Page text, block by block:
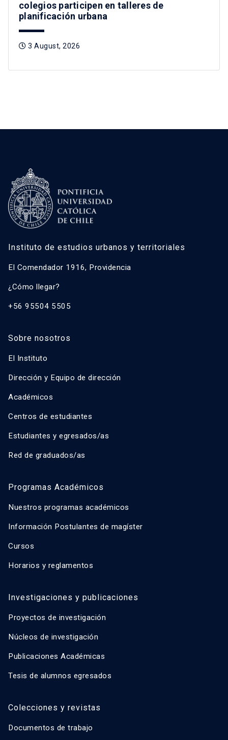
colegios participen en talleres de
planificación urbana
3 August, 2026
Instituto de estudios urbanos y territoriales
El Comendador 1916, Providencia
¿Cómo llegar?
+56 95504 5505
Sobre nosotros
El Instituto
Dirección y Equipo de dirección
Académicos
Centros de estudiantes
Estudiantes y egresados/as
Red de graduados/as
Programas Académicos
Nuestros programas académicos
Información Postulantes de magíster
Cursos
Horarios y reglamentos
Investigaciones y publicaciones
Proyectos de investigación
Núcleos de investigación
Publicaciones Académicas
Tesis de alumnos egresados
Colecciones y revistas
Documentos de trabajo